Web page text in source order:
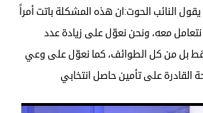
النائب الحوت:ان هذه المشكلة باتت أمراً
نتعامل معه، ونحن نعوّل على زيادة عدد
بل من كل الطوائف، كما نعوّل على وعي
القادرة على تأمين حاصل انتخابي